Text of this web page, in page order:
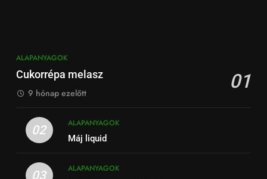
ALAPANYAGOK
Cukorrépa melasz 01
9 hónap ezelőtt
02
ALAPANYAGOK
Máj liquid
03
ALAPANYAGOK